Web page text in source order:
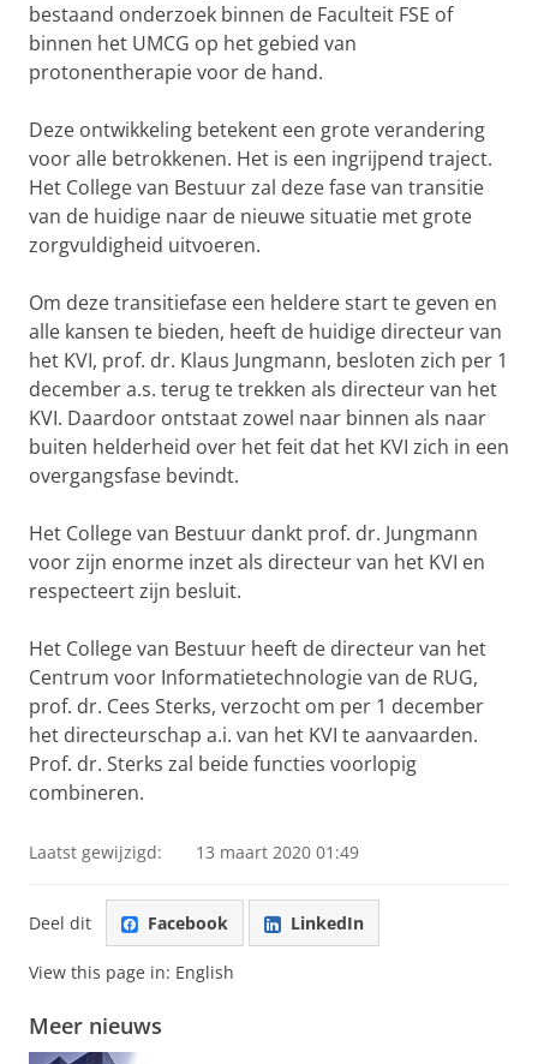
bestaand onderzoek binnen de Faculteit FSE of
binnen het UMCG op het gebied van
protonentherapie voor de hand.
Deze ontwikkeling betekent een grote verandering
voor alle betrokkenen. Het is een ingrijpend traject.
Het College van Bestuur zal deze fase van transitie
van de huidige naar de nieuwe situatie met grote
zorgvuldigheid uitvoeren.
Om deze transitiefase een heldere start te geven en
alle kansen te bieden, heeft de huidige directeur van
het KVI, prof. dr. Klaus Jungmann, besloten zich per 1
december a.s. terug te trekken als directeur van het
KVI. Daardoor ontstaat zowel naar binnen als naar
buiten helderheid over het feit dat het KVI zich in een
overgangsfase bevindt.
Het College van Bestuur dankt prof. dr. Jungmann
voor zijn enorme inzet als directeur van het KVI en
respecteert zijn besluit.
Het College van Bestuur heeft de directeur van het
Centrum voor Informatietechnologie van de RUG,
prof. dr. Cees Sterks, verzocht om per 1 december
het directeurschap a.i. van het KVI te aanvaarden.
Prof. dr. Sterks zal beide functies voorlopig
combineren.
Laatst gewijzigd: 13 maart 2020 01:49
Deel dit Facebook LinkedIn
View this page in: English
Meer nieuws